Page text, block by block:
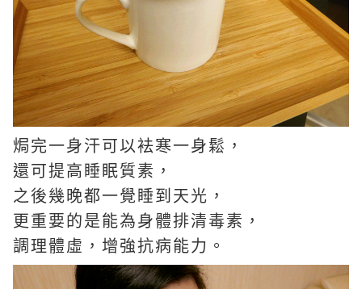
焗完一身汗可以袪寒一身鬆，
還可提高睡眠質素，
之後幾晚都一覺睡到天光，
更重要的是能為身體排清毒素，
調理體虛，增強抗病能力。